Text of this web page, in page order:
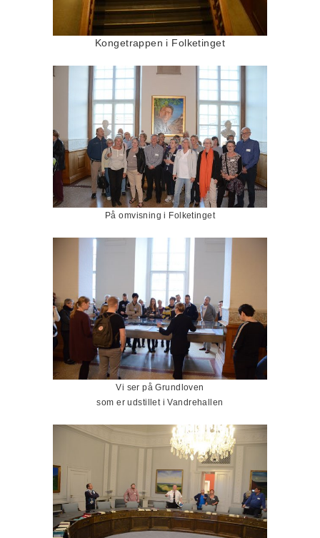
Kongetrappen i Folketinget
På omvisning i Folketinget
Vi ser på Grundloven
som er udstillet i Vandrehallen